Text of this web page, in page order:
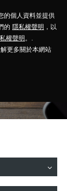
的個人資料並提供
的 隱私權聲明 ，以
權聲明。.
更多關於本網站